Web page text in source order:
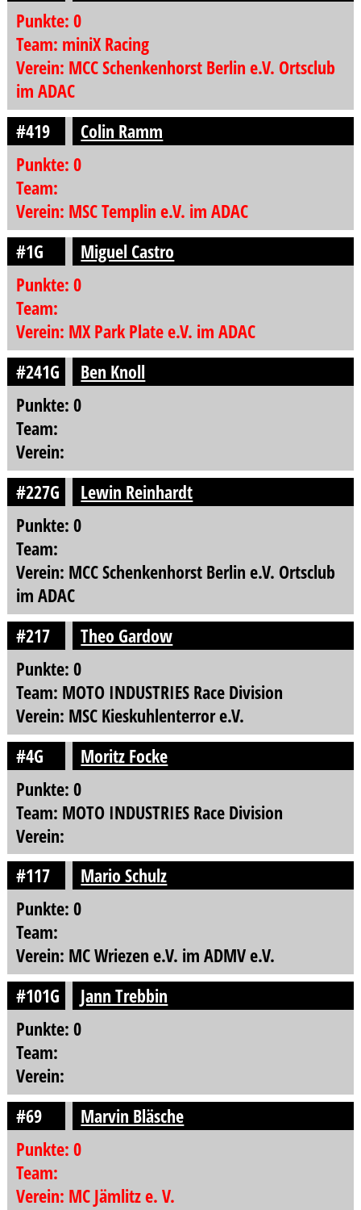
Punkte: 0
Team: miniX Racing
Verein: MCC Schenkenhorst Berlin e.V. Ortsclub
im ADAC
#419
Colin Ramm
Punkte: 0
Team:
Verein: MSC Templin e.V. im ADAC
#1G
Miguel Castro
Punkte: 0
Team:
Verein: MX Park Plate e.V. im ADAC
#241G
Ben Knoll
Punkte: 0
Team:
Verein:
#227G
Lewin Reinhardt
Punkte: 0
Team:
Verein: MCC Schenkenhorst Berlin e.V. Ortsclub
im ADAC
#217
Theo Gardow
Punkte: 0
Team: MOTO INDUSTRIES Race Division
Verein: MSC Kieskuhlenterror e.V.
#4G
Moritz Focke
Punkte: 0
Team: MOTO INDUSTRIES Race Division
Verein:
#117
Mario Schulz
Punkte: 0
Team:
Verein: MC Wriezen e.V. im ADMV e.V.
#101G
Jann Trebbin
Punkte: 0
Team:
Verein:
#69
Marvin Bläsche
Punkte: 0
Team:
Verein: MC Jämlitz e. V.